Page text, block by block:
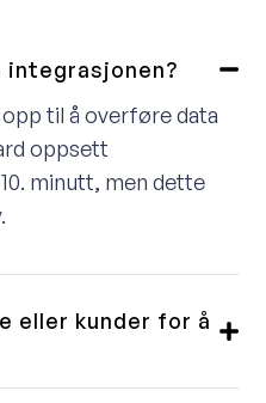
til å overføre data
oppsett
minutt, men dette
eller kunder for å
til små, mellomstore